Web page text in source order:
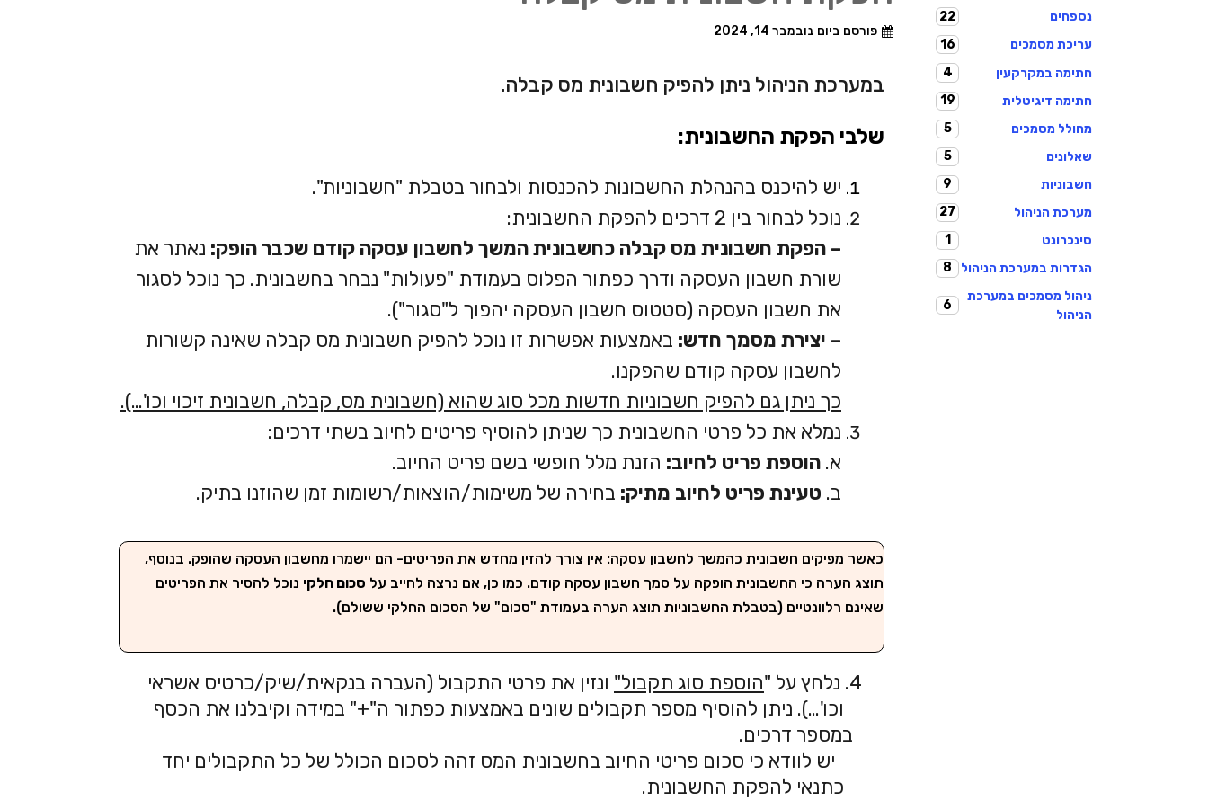
נספחים
22
עריכת מסמכים
16
חתימה במקרקעין
4
חתימה דיגיטלית
19
מחולל מסמכים
5
שאלונים
5
חשבוניות
9
מערכת הניהול
27
סינכרונט
1
הגדרות במערכת הניהול
8
ניהול מסמכים במערכת
הניהול
6
פורסם ביום נובמבר 14, 2024
במערכת הניהול ניתן להפיק חשבונית מס קבלה.
שלבי הפקת החשבונית:
יש להיכנס בהנהלת החשבונות להכנסות ולבחור בטבלת "חשבוניות".
נוכל לבחור בין 2 דרכים להפקת החשבונית:
– הפקת חשבונית מס קבלה כחשבונית המשך לחשבון עסקה קודם שכבר הופק: נאתר את
שורת חשבון העסקה ודרך כפתור הפלוס בעמודת "פעולות" נבחר בחשבונית. כך נוכל לסגור
את חשבון העסקה (סטטוס חשבון העסקה יהפוך ל"סגור").
– יצירת מסמך חדש: באמצעות אפשרות זו נוכל להפיק חשבונית מס קבלה שאינה קשורות
לחשבון עסקה קודם שהפקנו.
כך ניתן גם להפיק חשבוניות חדשות מכל סוג שהוא (חשבונית מס, קבלה, חשבונית זיכוי וכו'…).
נמלא את כל פרטי החשבונית כך שניתן להוסיף פריטים לחיוב בשתי דרכים:
א. הוספת פריט לחיוב: הזנת מלל חופשי בשם פריט החיוב.
ב. טעינת פריט לחיוב מתיק: בחירה של משימות/הוצאות/רשומות זמן שהוזנו בתיק.
כאשר מפיקים חשבונית כהמשך לחשבון עסקה: אין צורך להזין מחדש את הפריטים- הם יישמרו מחשבון העסקה שהופק. בנוסף,
תוצג הערה כי החשבונית הופקה על סמך חשבון עסקה קודם. כמו כן, אם נרצה לחייב על סכום חלקי נוכל להסיר את הפריטים
שאינם רלוונטיים (בטבלת החשבוניות תוצג הערה בעמודת "סכום" של הסכום החלקי ששולם). ​
הוספת סוג תקבול" ונזין את פרטי התקבול (העברה בנקאית/שיק/כרטיס אשראי
וכו'…). ניתן להוסיף מספר תקבולים שונים באמצעות כפתור ה"+" במידה וקיבלנו את הכסף
במספר דרכים.
יש לוודא כי סכום פריטי החיוב בחשבונית המס זהה לסכום הכולל של כל התקבולים יחד
כתנאי להפקת החשבונית.